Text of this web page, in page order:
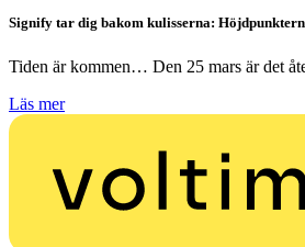
Signify tar dig bakom kulisserna:
Tiden är kommen… Den 25 mars är det
Läs mer